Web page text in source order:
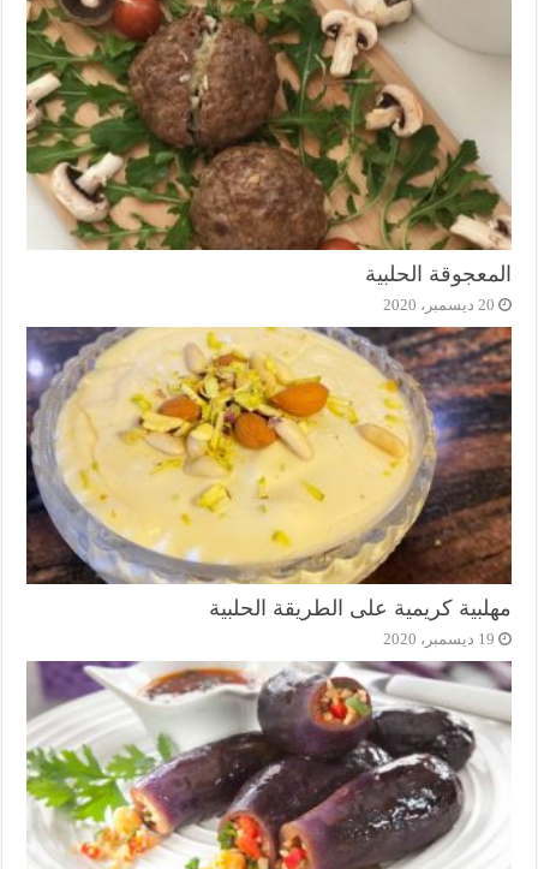
المعجوقة الحلبية
20 ديسمبر، 2020
مهلبية كريمية على الطريقة الحلبية
19 ديسمبر، 2020